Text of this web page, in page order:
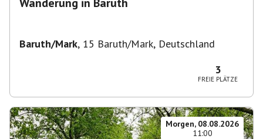
Baruth/Mark, 15 Baruth/Mark, Deutschland
3
FREIE PLÄTZE
Morgen, 08.08.2026
11:00